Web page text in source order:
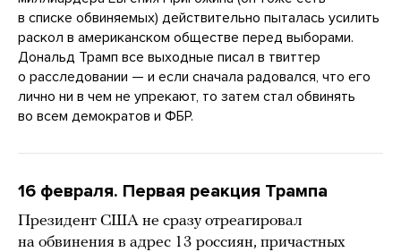
в списке обвиняемых) действительно пыталась усилить
раскол в американском обществе перед выборами.
Дональд Трамп все выходные писал в твиттер
о расследовании — и если сначала радовался, что его
лично ни в чем не упрекают, то затем стал обвинять
во всем демократов и ФБР.
16 февраля. Первая реакция Трампа
Президент США не сразу отреагировал
на обвинения в адрес 13 россиян, причастных